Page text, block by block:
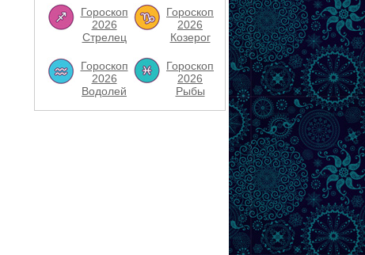
Гороскоп
2026
Стрелец
Гороскоп
2026
Козерог
Гороскоп
2026
Водолей
Гороскоп
2026
Рыбы